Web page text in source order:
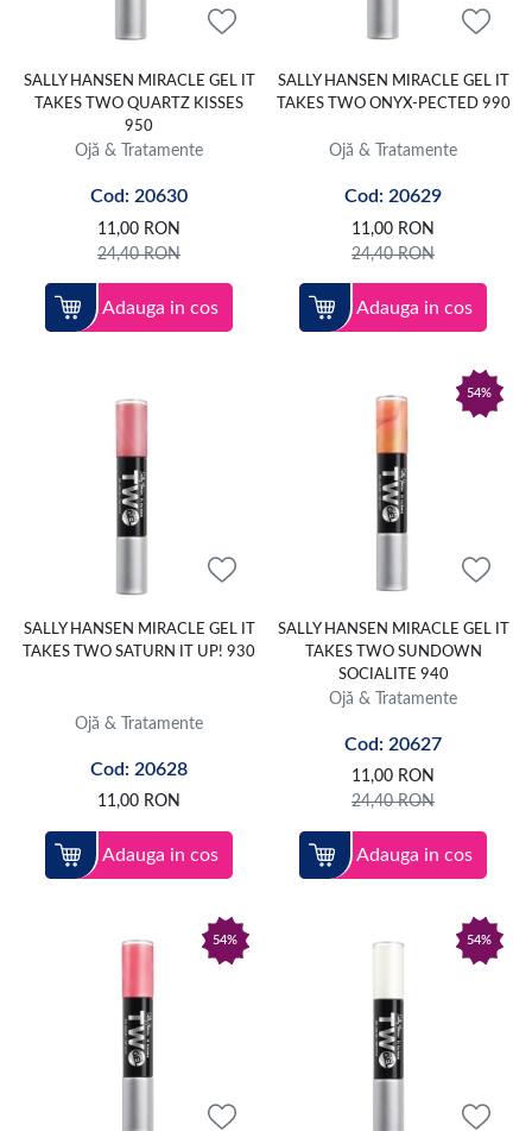
SALLY HANSEN MIRACLE GEL IT
TAKES TWO QUARTZ KISSES
950
Ojă & Tratamente
Cod: 20630
11,00 RON
24,40RON
Adauga in cos
SALLY HANSEN MIRACLE GEL IT
TAKES TWO ONYX-PECTED 990
Ojă & Tratamente
Cod: 20629
11,00 RON
24,40RON
Adauga in cos
SALLY HANSEN MIRACLE GEL IT
TAKES TWO SATURN IT UP! 930
Ojă & Tratamente
Cod: 20628
11,00 RON
Adauga in cos
54%
SALLY HANSEN MIRACLE GEL IT
TAKES TWO SUNDOWN
SOCIALITE 940
Ojă & Tratamente
Cod: 20627
11,00 RON
24,40RON
Adauga in cos
54% 54%